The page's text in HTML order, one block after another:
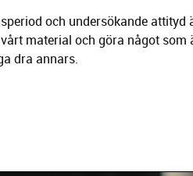
och undersökande
material och göra något
dra annars.